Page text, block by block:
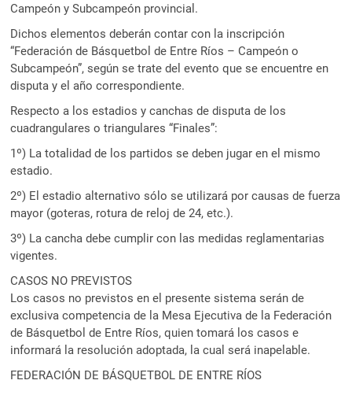
Campeón y Subcampeón provincial.
Dichos elementos deberán contar con la inscripción
“Federación de Básquetbol de Entre Ríos – Campeón o
Subcampeón”, según se trate del evento que se encuentre en
disputa y el año correspondiente.
Respecto a los estadios y canchas de disputa de los
cuadrangulares o triangulares “Finales”:
1º) La totalidad de los partidos se deben jugar en el mismo
estadio.
2º) El estadio alternativo sólo se utilizará por causas de fuerza
mayor (goteras, rotura de reloj de 24, etc.).
3º) La cancha debe cumplir con las medidas reglamentarias
vigentes.
CASOS NO PREVISTOS
Los casos no previstos en el presente sistema serán de
exclusiva competencia de la Mesa Ejecutiva de la Federación
de Básquetbol de Entre Ríos, quien tomará los casos e
informará la resolución adoptada, la cual será inapelable.
FEDERACIÓN DE BÁSQUETBOL DE ENTRE RÍOS